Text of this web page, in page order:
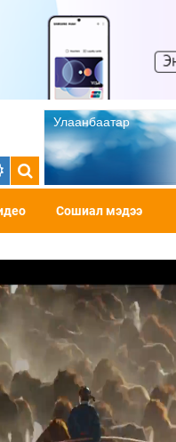
Улаанбаатар
Сошиал мэдээ